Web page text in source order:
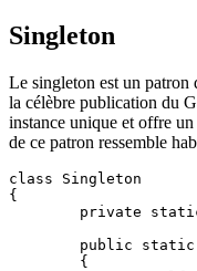
Singleton
Le singleton est un patron
la célèbre publication du
instance unique et offre
de ce patron ressemble
class Singleton
{